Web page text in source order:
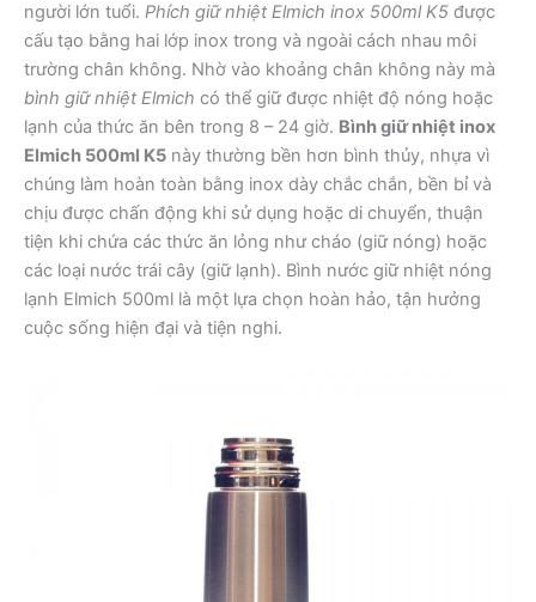
người lớn tuổi. Phích giữ nhiệt Elmich inox 500ml K5 được
cấu tạo bằng hai lớp inox trong và ngoài cách nhau môi
trường chân không. Nhờ vào khoảng chân không này mà
bình giữ nhiệt Elmich có thể giữ được nhiệt độ nóng hoặc
lạnh của thức ăn bên trong 8 – 24 giờ. Bình giữ nhiệt inox
Elmich 500ml K5 này thường bền hơn bình thủy, nhựa vì
chúng làm hoàn toàn bằng inox dày chắc chắn, bền bỉ và
chịu được chấn động khi sử dụng hoặc di chuyển, thuận
tiện khi chứa các thức ăn lỏng như cháo (giữ nóng) hoặc
các loại nước trái cây (giữ lạnh). Bình nước giữ nhiệt nóng
lạnh Elmich 500ml là một lựa chọn hoàn hảo, tận hưởng
cuộc sống hiện đại và tiện nghi.